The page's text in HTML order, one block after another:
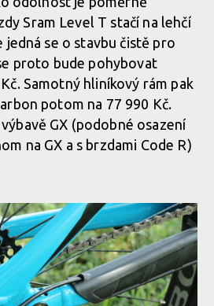
kolo vyrobené pro 29
kolo vyrobené pro 29
Sram Level T stačí na lehčí
se o stavbu čistě pro
proto bude pohybovat
Samotný hliníkový rám pak
potom na 77 990 Kč.
GX (podobné osazení
na GX a s brzdami Code R)